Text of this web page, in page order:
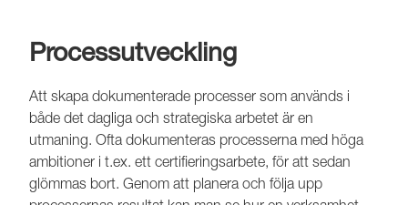
Processutveckling
Att skapa dokumenterade processer som används i
både det dagliga och strategiska arbetet är en
utmaning. Ofta dokumenteras processerna med höga
ambitioner i t.ex. ett certifieringsarbete, för att sedan
glömmas bort. Genom att planera och följa upp